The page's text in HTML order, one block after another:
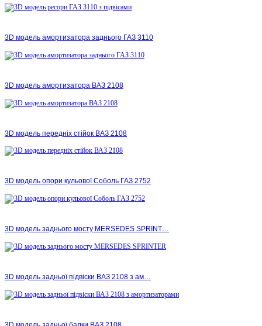
3D модель амортизатора заднього ГАЗ 3110
3D модель амортизатора ВАЗ 2108
3D модель передніх стійок ВАЗ 2108
3D модель опори кульової Соболь ГАЗ 2752
3D модель заднього мосту MERSEDES SPRINT…
3D модель задньої підвіски ВАЗ 2108 з ам…